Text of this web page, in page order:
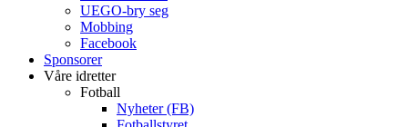
UEGO-bry seg
Mobbing
Facebook
Sponsorer
Våre idretter
Fotball
Nyheter (FB)